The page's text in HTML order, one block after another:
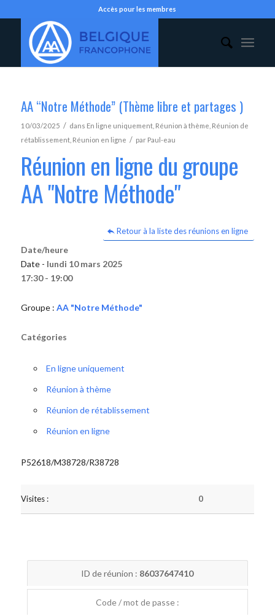
Accès pour les membres
AA “Notre Méthode” (Thème libre et partages )
10/03/2025 / dans En ligne uniquement, Réunion à thème Réunion de
rétablissement, Réunion en ligne / par Paul-eau
Réunion en ligne du groupe
AA "Notre Méthode"
Retour à la liste des réunions en ligne
Date/heure
Date - lundi 10 mars 2025
17:30 - 19:00
Groupe : AA "Notre Méthode"
Catégories
En ligne uniquement
Réunion à thème
Réunion de rétablissement
Réunion en ligne
P52618/M38728/R38728
Visites : 0
ID de réunion : 86037647410
Code / mot de passe :